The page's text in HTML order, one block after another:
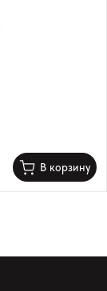
В корзину